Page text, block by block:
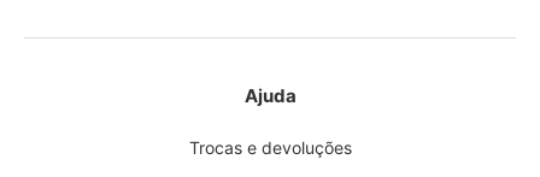
Ajuda
Trocas e devoluções